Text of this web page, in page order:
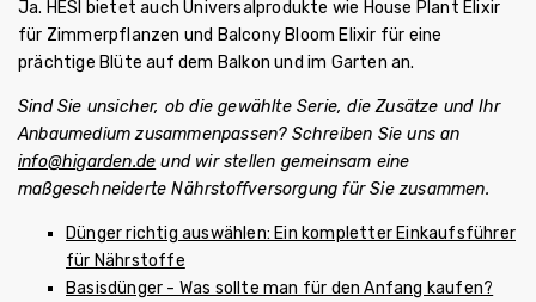
Ja. HESI bietet auch Universalprodukte wie House Plant Elixir
für Zimmerpflanzen und Balcony Bloom Elixir für eine
prächtige Blüte auf dem Balkon und im Garten an.
Sind Sie unsicher, ob die gewählte Serie, die Zusätze und Ihr
Anbaumedium zusammenpassen? Schreiben Sie uns an
info@higarden.de und wir stellen gemeinsam eine
maßgeschneiderte Nährstoffversorgung für Sie zusammen.
Dünger richtig auswählen: Ein kompletter Einkaufsführer
für Nährstoffe
Basisdünger - Was sollte man für den Anfang kaufen?